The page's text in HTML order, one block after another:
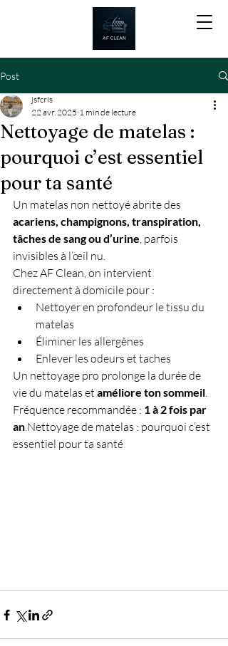
Post
Nettoyage de matelas :
pourquoi c’est essentiel
pour ta santé
jsfcris
22 avr. 2025 1 min de lecture
Un matelas non nettoyé abrite des
acariens, champignons, transpiration,
tâches de sang ou d’urine, parfois
invisibles à l’œil nu.
Chez AF Clean, on intervient
directement à domicile pour :
Nettoyer en profondeur le tissu du
matelas
Éliminer les allergènes
Enlever les odeurs et taches
Un nettoyage pro prolonge la durée de
vie du matelas et améliore ton sommeil.
Fréquence recommandée : 1 à 2 fois par
an.Nettoyage de matelas : pourquoi c’est
essentiel pour ta santé